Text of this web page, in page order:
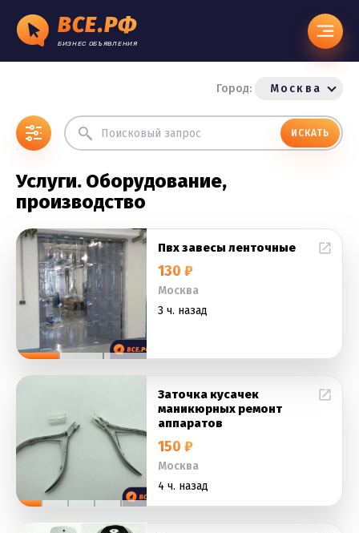
ВСЕ.РФ
БИЗНЕС ОБЪЯВЛЕНИЯ
Город: Москва
ИСКАТЬ
Услуги. Оборудование,
производство
Пвх завесы ленточные
130 ₽
Москва
3 ч. назад
Заточка кусачек
маникюрных ремонт
аппаратов
150 ₽
Москва
4 ч. назад